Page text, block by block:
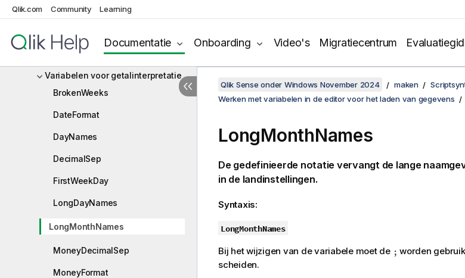
Qlik.com Community Learning
Documentatie Onboarding Video's Migratiecentrum
Systeemvariabelen
Variabelen voor afhandeling van
waarden
Variabelen voor getalinterpretatie
BrokenWeeks
DateFormat
DayNames
DecimalSep
FirstWeekDay
LongDayNames
LongMonthNames
MoneyDecimalSep
MoneyFormat
Qlik Sense onder Windows November 2024 maken
Werken met variabelen in de editor voor het laden van gegevens
LongMonthNames
De gedefinieerde notatie vervangt de lange
in de landinstellingen.
Syntaxis:
LongMonthNames
Bij het wijzigen van de variabele moet de ; worden
scheiden.